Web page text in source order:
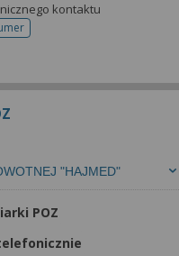
kontaktu
do rejestracji
"HAJMED"
POZ